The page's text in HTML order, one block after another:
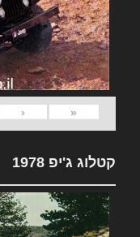
«
‹
קטלוג ג'יפ 1978